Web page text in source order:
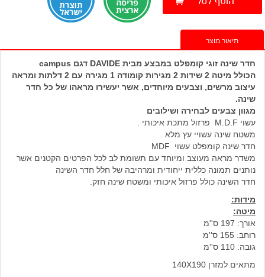
תיאור מוצר
חדר שינה זוגי קומפלט במבצע מבית DAVIDE דגם campus
הכולל מיטה 2 שידות 2 מגירות קומודה 1 מגירה עם 2 דלתות ומראה
עיצוב מרשים, וצבעים מיוחדים, אשר יעשירו מראהו של כל חדר
שינה.
מגוון צבעים לבחירה ושילובים
עשוי M.D.F פרזול מתכת איכותי .
משטח שינה עשויי עץ מלא .
חדר שינה קומפלט עשוי MDF
משדר מראה מעוצב ומיוחד עם תשומת לב לכל הפרטים הקטנים אשר
נותנים תמונה כללית ייחודית ומרהיבה של חלל חדר השינה
חדר השינה כולל פרזול איכותי ומשטח שינה חזק.
מידות:
מיטה:
אורך: 197 ס''מ
רוחב: 155 ס''מ
גובה: 110 ס''מ
מתאים למזרן 140X190